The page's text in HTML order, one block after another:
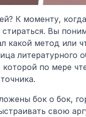
К моменту,
Вы
какой метод или
литературного
по мере
бок о бок,
свою